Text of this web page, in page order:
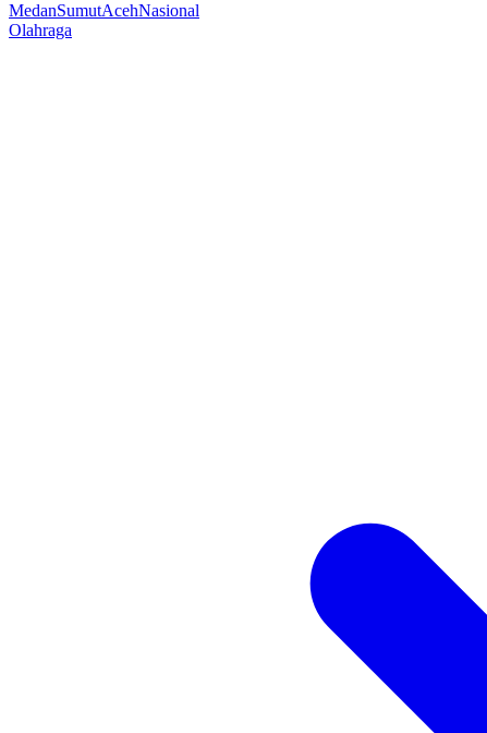
MedanSumutAcehNasional
Olahraga